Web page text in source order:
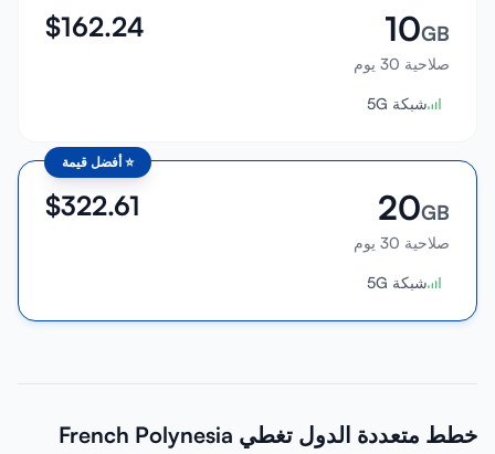
10GB
صلاحية 30 يوم
$162.24
شبكة 5G
⭐أفضل قيمة
20GB
صلاحية 30 يوم
$322.61
شبكة 5G
خطط متعددة الدول تغطي French Polynesia